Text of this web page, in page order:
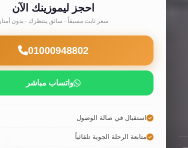
احجز ليموزينك الآن
سعر ثابت مسبقاً · سائق ينتظرك · بدون أمتار
01000948802
واتساب مباشر
استقبال في صالة الوصول
متابعة الرحلة الجوية تلقائياً